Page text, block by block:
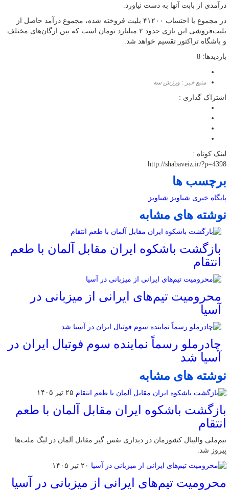
درآمدی از بابت آنها به دست نیاورد.
در مجموع با احتساب ۴۱۲۰۰ بلیت فروخته شده، مجموع درآمد حاصل از
بلیت‌فروشی این بازی حدود ۲ میلیارد تومان است که بین ارگان‌های مختلف
و باشگاه تراکتور تقسیم خواهد شد.
بازدیدها: 8
منبع خبر : ورزش سه
اشتراک گذاری :
لینک کوتاه :
http://shabaveiz.ir/?p=4398
برچسب ها
پایگاه خبری شباویز شباویز
نوشته های مشابه
بازگشت باشکوه ایران مقابل آلمان با طعم
انتقام
محرومیت تیم‌های ایرانی از میزبانی در
آسیا
چادرملو رسماً نماینده سوم فوتبال ایران در
آسیا شد
نوشته های مشابه
۲۵ تیر ۱۴۰۵
بازگشت باشکوه ایران مقابل آلمان با طعم
انتقام
تیم‌ملی والیبال کشورمان در دیداری نفس گیر مقابل آلمان در لیگ ملت‌ها
پیروز شد.
۲۰ تیر ۱۴۰۵
محرومیت تیم‌های ایرانی از میزبانی در آسیا